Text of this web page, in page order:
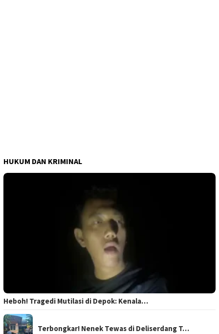
HUKUM DAN KRIMINAL
Heboh! Tragedi Mutilasi di Depok: Kenala…
Terbongkar! Nenek Tewas di Deliserdang T…